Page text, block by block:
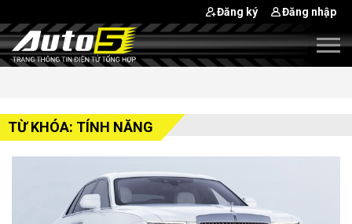
Đăng ký Đăng nhập
TỪ KHÓA: TÍNH NĂNG